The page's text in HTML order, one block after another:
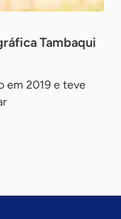
Tambaqui
em 2019 e teve